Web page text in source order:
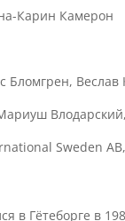
Карин Камерон
Веслав
Sweden
в Гётеборге в